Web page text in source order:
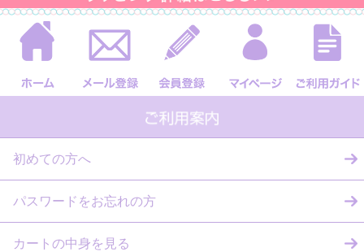
初めての方へ
パスワードをお忘れの方
カートの中身を見る